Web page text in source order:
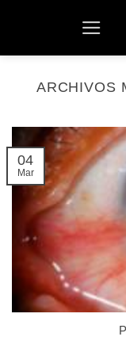
contenido
ARCHIVOS
04
Mar